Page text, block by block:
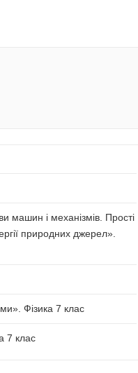
машин і механізмів. Прості
природних джерел».
Фізика 7 клас
7 клас